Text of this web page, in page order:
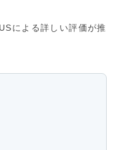
による詳しい評価が推